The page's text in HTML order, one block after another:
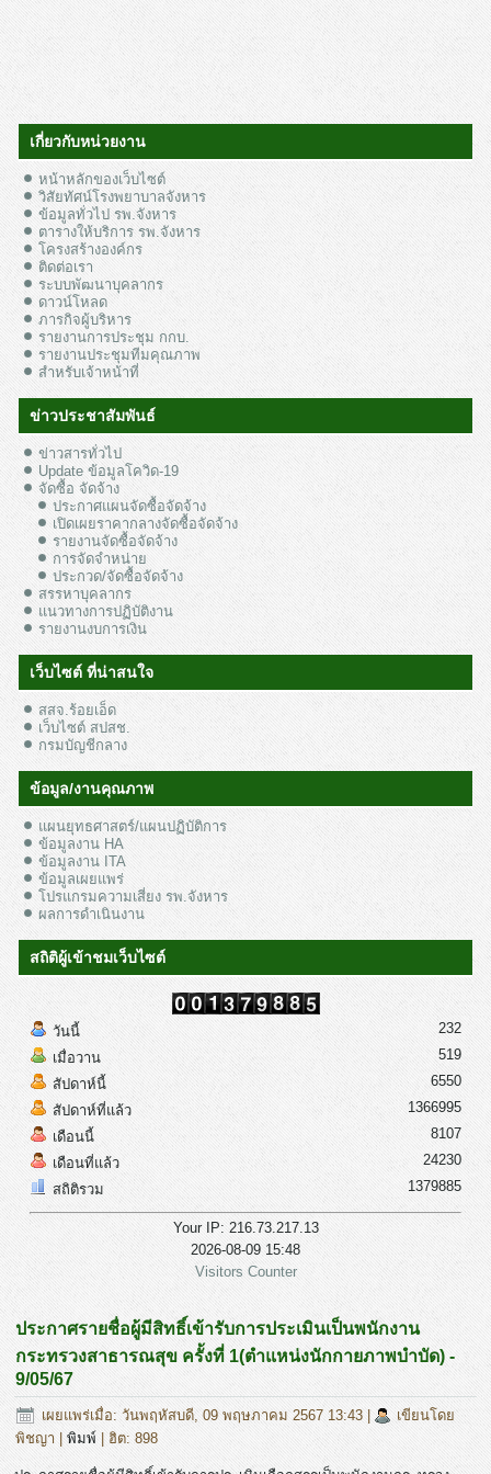
เกี่ยวกับหน่วยงาน
หน้าหลักของเว็บไซต์
วิสัยทัศน์โรงพยาบาลจังหาร
ข้อมูลทั่วไป รพ.จังหาร
ตารางให้บริการ รพ.จังหาร
โครงสร้างองค์กร
ติดต่อเรา
ระบบพัฒนาบุคลากร
ดาวน์โหลด
ภารกิจผู้บริหาร
รายงานการประชุม กกบ.
รายงานประชุมทีมคุณภาพ
สำหรับเจ้าหน้าที่
ข่าวประชาสัมพันธ์
ข่าวสารทั่วไป
Update ข้อมูลโควิด-19
จัดซื้อ จัดจ้าง
ประกาศแผนจัดซื้อจัดจ้าง
เปิดเผยราคากลางจัดซื้อจัดจ้าง
รายงานจัดซื้อจัดจ้าง
การจัดจำหน่าย
ประกวด/จัดซื้อจัดจ้าง
สรรหาบุคลากร
แนวทางการปฏิบัติงาน
รายงานงบการเงิน
เว็บไซต์ ที่น่าสนใจ
สสจ.ร้อยเอ็ด
เว็บไซต์ สปสช.
กรมบัญชีกลาง
ข้อมูล/งานคุณภาพ
แผนยุทธศาสตร์/แผนปฏิบัติการ
ข้อมูลงาน HA
ข้อมูลงาน ITA
ข้อมูลเผยแพร่
โปรแกรมความเสี่ยง รพ.จังหาร
ผลการดำเนินงาน
สถิติผู้เข้าชมเว็บไซต์
วันนี้
เมื่อวาน
สัปดาห์นี้
สัปดาห์ที่แล้ว
เดือนนี้
เดือนที่แล้ว
สถิติรวม
232
519
6550
1366995
8107
24230
1379885
Your IP: 216.73.217.13
2026-08-09 15:48
Visitors Counter
ประกาศรายชื่อผู้มีสิทธิ์เข้ารับการประเมินเป็นพนักงาน
กระทรวงสาธารณสุข ครั้งที่ 1(ตำแหน่งนักกายภาพบำบัด) -
9/05/67
เผยแพร่เมื่อ: วันพฤหัสบดี, 09 พฤษภาคม 2567 13:43 |
เขียนโดย
พิชญา |พิมพ์ | ฮิต: 898